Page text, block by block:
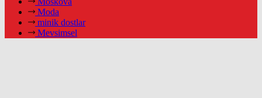
Moda
minik dostlar
Mevsimsel